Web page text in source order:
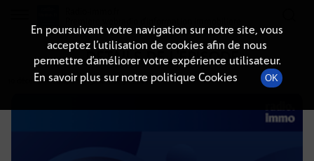
DÉTAILS DE L'ÉPISODE
10 décembre 2024à 11h29, durée : 9 minutes
En poursuivant votre navigation sur notre site, vous
acceptez l’utilisation de cookies afin de nous
permettre d’améliorer votre expérience utilisateur.
En savoir plus sur notre politique Cookies
OK